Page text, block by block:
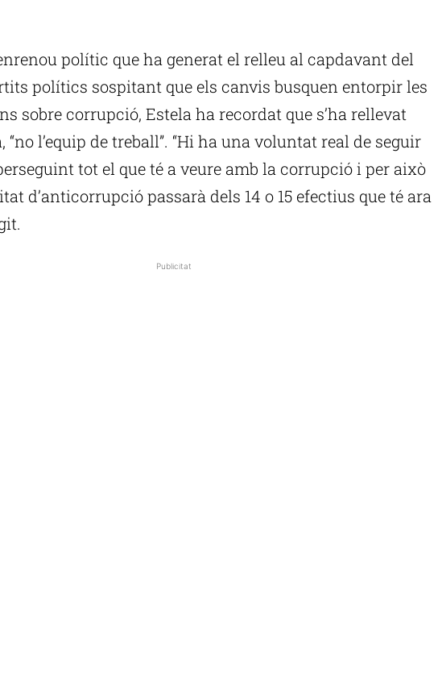
polític que ha generat el relleu al capdavant del
polítics sospitant que els canvis busquen entorpir les
sobre corrupció, Estela ha recordat que s’ha rellevat
“no l’equip de treball”. “Hi ha una voluntat real de seguir
tot el que té a veure amb la corrupció i per això
d’anticorrupció passarà dels 14 o 15 efectius que té ara
Publicitat